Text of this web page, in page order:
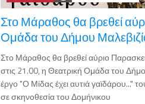
Στο Μάραθος θα βρεθεί
Ομάδα του Δήμου
Στο Μάραθος θα βρεθεί αύριο
στις 21.00, η Θεατρική Ομάδα του
έργο "Ο Μίδας έχει αυτιά γαϊδάρου..."
σε σκηνοθεσία του Δομήνικου